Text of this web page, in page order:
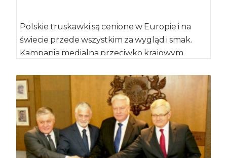
Polskie truskawki są cenione w Europie i na
świecie przede wszystkim za wygląd i smak.
Kampania medialna przeciwko krajowym